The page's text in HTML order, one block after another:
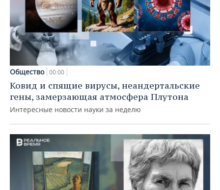
Общество 00:00
Ковид и спящие вирусы, неандертальские
гены, замерзающая атмосфера Плутона
Интересные новости науки за неделю